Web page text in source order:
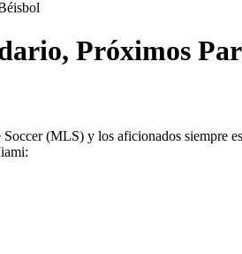
Próximos
(MLS) y los aficionados siempre